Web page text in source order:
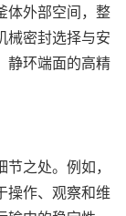
体外部空间，整
械密封选择与安
静环端面的高精
之处。例如，
操作、观察和维